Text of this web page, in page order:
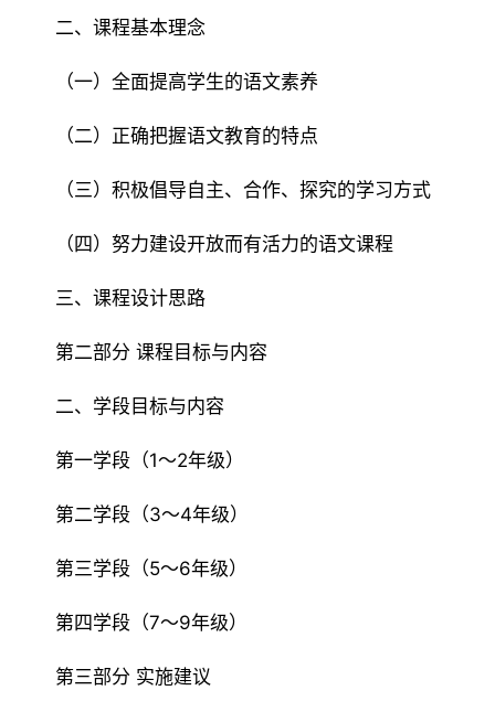
二、课程基本理念
（一）全面提高学生的语文素养
（二）正确把握语文教育的特点
（三）积极倡导自主、合作、探究的学习方式
（四）努力建设开放而有活力的语文课程
三、课程设计思路
第二部分 课程目标与内容
二、学段目标与内容
第一学段（1～2年级）
第二学段（3～4年级）
第三学段（5～6年级）
第四学段（7～9年级）
第三部分 实施建议